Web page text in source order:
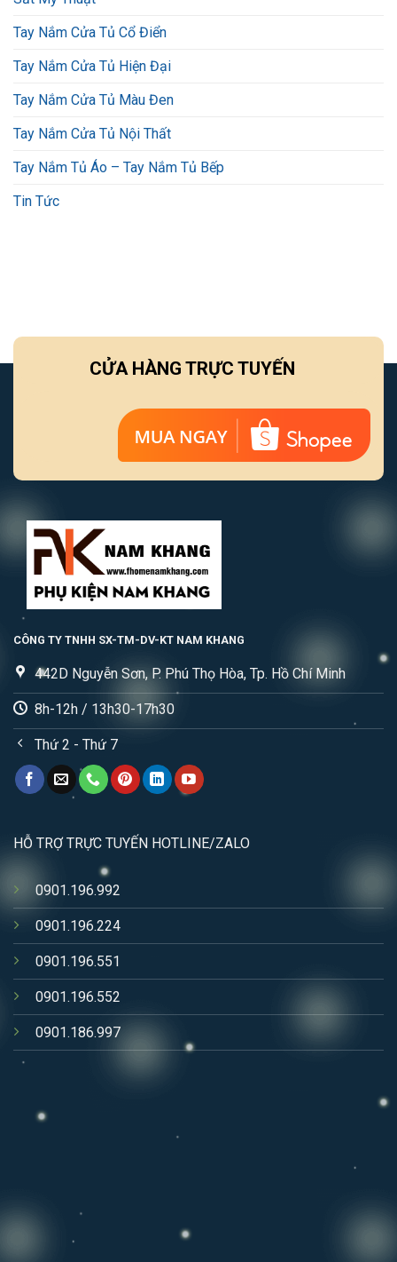
Tay Nắm Cửa Tủ Cổ Điển
Tay Nắm Cửa Tủ Hiện Đại
Tay Nắm Cửa Tủ Màu Đen
Tay Nắm Cửa Tủ Nội Thất
Tay Nắm Tủ Áo – Tay Nắm Tủ Bếp
Tin Tức
CỬA HÀNG TRỰC TUYẾN
CÔNG TY TNHH SX-TM-DV-KT NAM KHANG
442D Nguyễn Sơn, P. Phú Thọ Hòa, Tp. Hồ Chí Minh
8h-12h / 13h30-17h30
Thứ 2 - Thứ 7
HỖ TRỢ TRỰC TUYẾN HOTLINE/ZALO
0901.196.992
0901.196.224
0901.196.551
0901.196.552
0901.186.997